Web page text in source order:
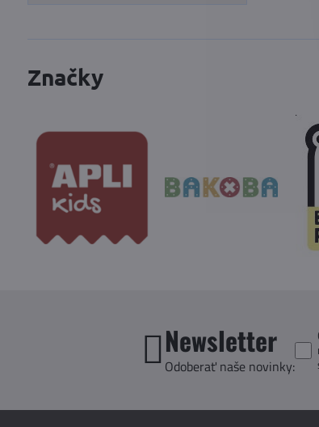
Značky
Newsletter
Odoberať naše novinky: